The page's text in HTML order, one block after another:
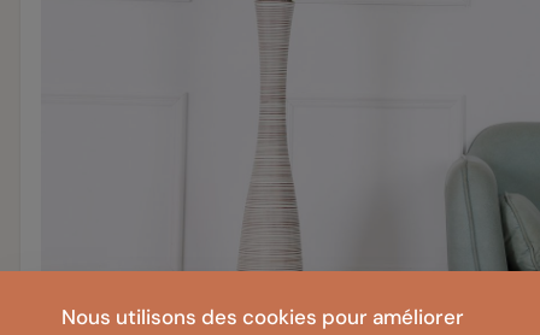
Nous utilisons des cookies pour améliorer